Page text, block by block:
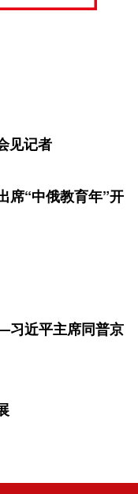
见记者
席“中俄教育年”开
近平主席同普京